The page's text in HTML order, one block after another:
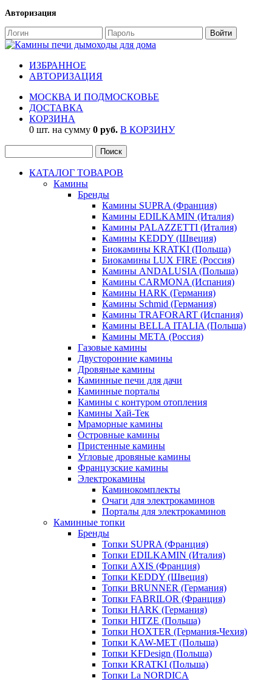
Авторизация
ИЗБРАННОЕ
АВТОРИЗАЦИЯ
МОСКВА И ПОДМОСКОВЬЕ
ДОСТАВКА
КОРЗИНА
0 шт. на сумму 0 руб. В КОРЗИНУ
КАТАЛОГ ТОВАРОВ
Камины
Бренды
Камины SUPRA (Франция)
Камины EDILKAMIN (Италия)
Камины PALAZZETTI (Италия)
Камины KEDDY (Швеция)
Биокамины KRATKI (Польша)
Биокамины LUX FIRE (Россия)
Камины ANDALUSIA (Польша)
Камины CARMONA (Испания)
Камины HARK (Германия)
Камины Schmid (Германия)
Камины TRAFORART (Испания)
Камины BELLA ITALIA (Польша)
Камины МЕТА (Россия)
Газовые камины
Двусторонние камины
Дровяные камины
Каминные печи для дачи
Каминные порталы
Камины с контуром отопления
Камины Хай-Тек
Мраморные камины
Островные камины
Пристенные камины
Угловые дровяные камины
Французские камины
Электрокамины
Каминокомплекты
Очаги для электрокаминов
Порталы для электрокаминов
Каминные топки
Бренды
Топки SUPRA (Франция)
Топки EDILKAMIN (Италия)
Топки AXIS (Франция)
Топки KEDDY (Швеция)
Топки BRUNNER (Германия)
Топки FABRILOR (Франция)
Топки HARK (Германия)
Топки HITZE (Польша)
Топки HOXTER (Германия-Чехия)
Топки KAW-MET (Польша)
Топки KFDesign (Польша)
Топки KRATKI (Польша)
Топки La NORDICA